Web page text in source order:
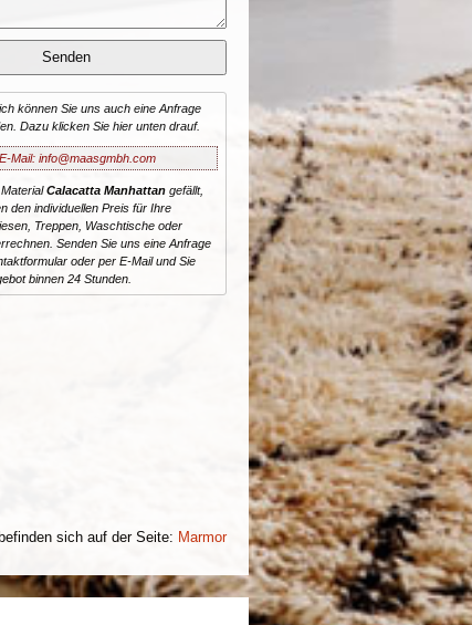
können Sie uns auch eine Anfrage
Dazu klicken Sie hier unten drauf.
Mail: info@maasgmbh.com
Calacatta Manhattangefällt,
den individuellen Preis für Ihre
Treppen, Waschtische oder
Senden Sie uns eine Anfrage
oder per E-Mail und Sie
binnen 24 Stunden.
sich auf der Seite: Marmor